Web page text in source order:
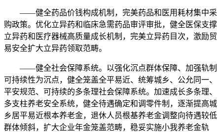
——健全药品价钱构成机制，完美药品和医用耗材集中采
购政策。优化立异药和临床急需药品审评审批，健全医保支撑
立异药和医疗器械高质量成长机制，完美立异药目次，激励贸
易安全扩大立异药领取范畴。
——健全社会保障系统。以强化沉点群体保障、加强轨制
可持续性为沉点，健全笼盖全平易近、统筹城乡、公允同一、
平安规范、可持续的多条理社会保障系统。加速成长多条理、
多支柱养老安全系统，健全待遇确定和调零件制，逐渐提高城
乡居平易近根本养老金，退休人员根基养老金调整向待遇较低
群体倾斜，扩大企业年金笼盖范畴，稳妥实施小我养老金轨